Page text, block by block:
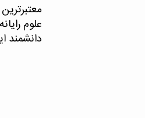
علوم
دانشمند